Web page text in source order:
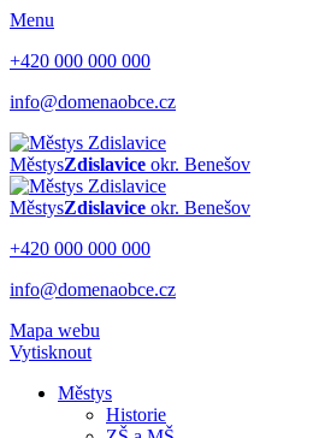
Menu
+420 000 000 000
info@domenaobce.cz
MěstysZdislavice okr. Benešov
MěstysZdislavice okr. Benešov
+420 000 000 000
info@domenaobce.cz
Mapa webu
Vytisknout
Městys
Historie